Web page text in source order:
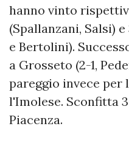
hanno vinto
(Spallanzani, Salsi)
e Bertolini).
a Grosseto (2-1,
pareggio invece per
l'Imolese. Sconfitta
Piacenza.